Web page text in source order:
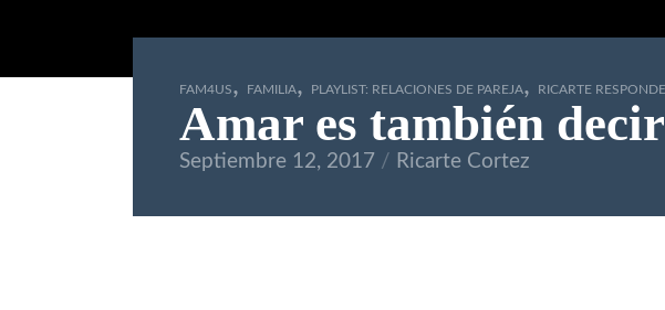
FAM4US, FAMILIA, PLAYLIST: RELACIONES DE PAREJA, RICARTE RESPONDE
Amar es también
Septiembre 12, 2017 Ricarte Cortez